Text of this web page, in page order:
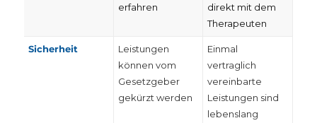
erfahren
direkt mit dem
Therapeuten
Sicherheit
Leistungen
können vom
Gesetzgeber
gekürzt werden
Einmal
vertraglich
vereinbarte
Leistungen sind
lebenslang